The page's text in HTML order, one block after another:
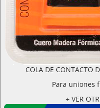
COLA DE CONTACTO
Para uniones
+ VER